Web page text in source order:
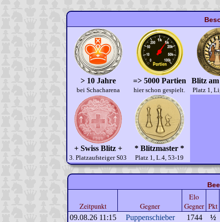
> 10 Jahre
bei Schacharena
=> 5000 Partien
hier schon gespielt.
Blitz
Platz 1,
+ Swiss Blitz +
3. Platzaufsteiger S03
* Blitzmaster *
Platz 1, L.4, 53-19
Zeitpunkt Gegner
Elo
Gegner Pkt
09.08.26 11:15 Puppenschieber 1744
½